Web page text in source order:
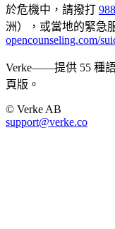
於危機中，請撥打 988
洲），或當地的緊急
opencounseling.com/
Verke——提供 55 種
頁版。
© Verke AB
support@verke.co